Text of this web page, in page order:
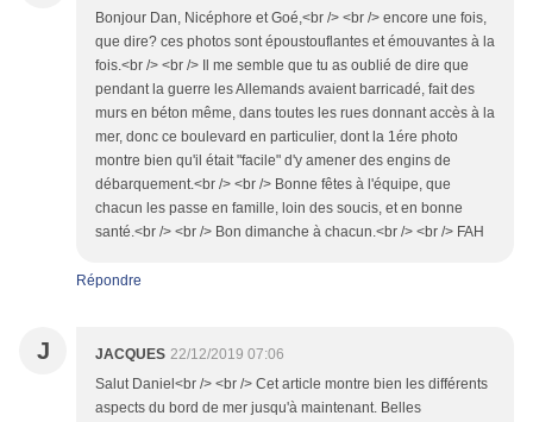
Bonjour Dan, Nicéphore et Goé,<br /> <br /> encore une fois,
que dire? ces photos sont époustouflantes et émouvantes à la
fois.<br /> <br /> Il me semble que tu as oublié de dire que
pendant la guerre les Allemands avaient barricadé, fait des
murs en béton même, dans toutes les rues donnant accès à la
mer, donc ce boulevard en particulier, dont la 1ére photo
montre bien qu'il était "facile" d'y amener des engins de
débarquement.<br /> <br /> Bonne fêtes à l'équipe, que
chacun les passe en famille, loin des soucis, et en bonne
santé.<br /> <br /> Bon dimanche à chacun.<br /> <br /> FAH
Répondre
J JACQUES 22/12/2019 07:06
Salut Daniel<br /> <br /> Cet article montre bien les différents
aspects du bord de mer jusqu'à maintenant. Belles